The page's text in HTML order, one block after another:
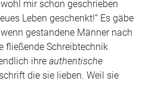
mir schon geschrieben
Leben geschenkt!“ Es gäbe
gestandene Männer nach
fließende Schreibtechnik
ihre authentische
die sie lieben. Weil sie